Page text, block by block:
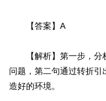
【答案】A
【解析】第一步，分
问题，第二句通过转折
造好的环境。